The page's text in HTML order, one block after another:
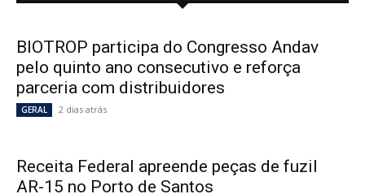
BIOTROP participa do Congresso Andav
pelo quinto ano consecutivo e reforça
parceria com distribuidores
GERAL 2 dias atrás
Receita Federal apreende peças de fuzil
AR-15 no Porto de Santos